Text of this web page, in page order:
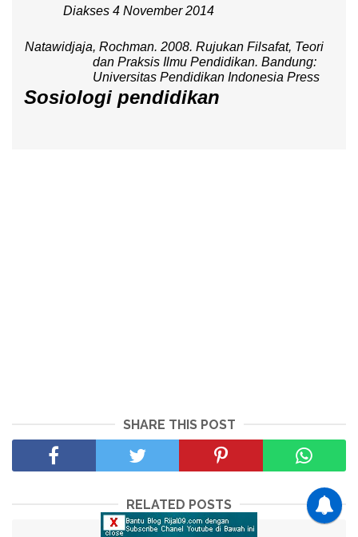
Diakses 4 November 2014
Natawidjaja, Rochman. 2008. Rujukan Filsafat, Teori
dan Praksis Ilmu Pendidikan. Bandung:
Universitas Pendidikan Indonesia Press
Sosiologi pendidikan
SHARE THIS POST
RELATED POSTS